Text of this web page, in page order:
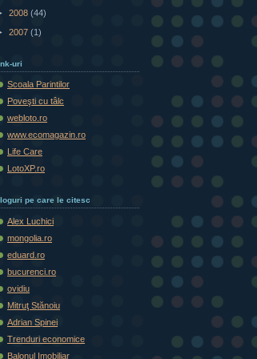
2008 (44)
2007 (1)
uri
Scoala Parintilor
Poveşti cu tâlc
webloto.ro
www.ecomagazin.ro
Life Care
LotoXP.ro
pe care le citesc
Alex Luchici
mongolia.ro
eduard.ro
bucurenci.ro
ovidiu
Mitruţ Stănoiu
Adrian Spinei
Trenduri economice
Balonul Imobiliar